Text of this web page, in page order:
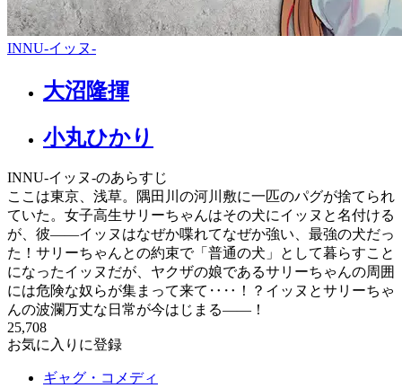
INNU-イッヌ-
大沼隆揮
小丸ひかり
INNU-イッヌ-のあらすじ
ここは東京、浅草。隅田川の河川敷に一匹のパグが捨てられ
ていた。女子高生サリーちゃんはその犬にイッヌと名付ける
が、彼――イッヌはなぜか喋れてなぜか強い、最強の犬だっ
た！サリーちゃんとの約束で「普通の犬」として暮らすこと
になったイッヌだが、ヤクザの娘であるサリーちゃんの周囲
には危険な奴らが集まって来て‥‥！？イッヌとサリーちゃ
んの波瀾万丈な日常が今はじまる――！
25,708
お気に入りに登録
ギャグ・コメディ